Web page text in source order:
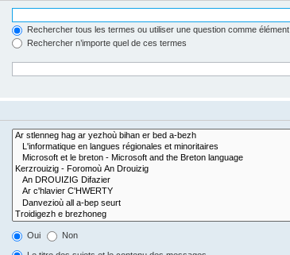
Rechercher tous les termes ou utiliser une question comme élément
Rechercher n’importe quel de ces termes
Oui Non